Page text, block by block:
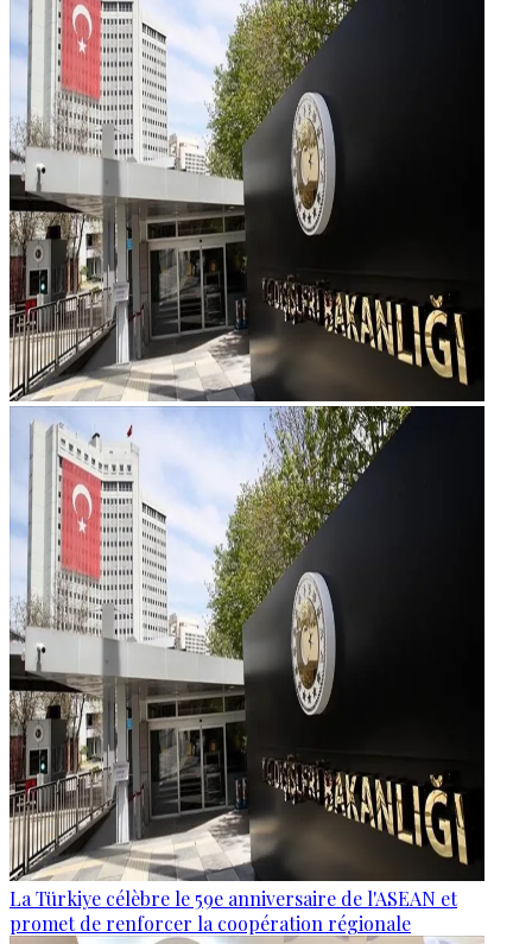
La Türkiye célèbre le 59e anniversaire de l'ASEAN et
promet de renforcer la coopération régionale